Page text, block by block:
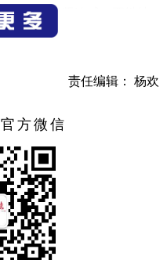
责任感和紧迫感；要继续
展“安全通道畅通和逃生疏
施方案》的情况汇报。会
能升级“一号开放工程”，紧
分发挥化工产业、碳酸钙
外资引进和进出口贸易等
，形成工作闭环，统筹协
责任编辑： 杨欢
方微信